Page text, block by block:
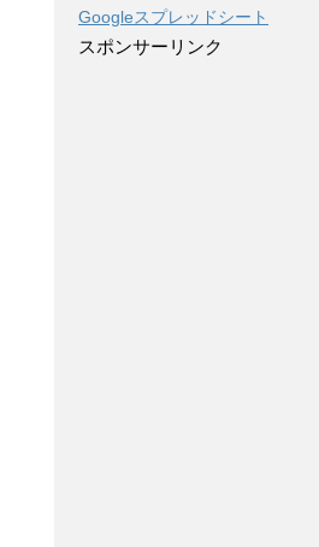
Googleスプレッドシート
スポンサーリンク